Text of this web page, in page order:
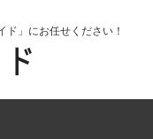
」にお任せください！